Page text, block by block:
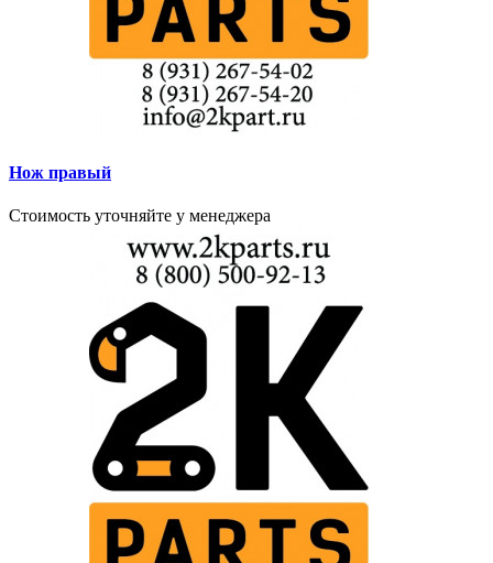
Нож правый
Стоимость уточняйте у менеджера